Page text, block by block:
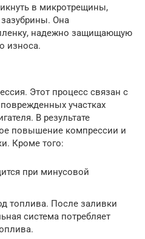
в микротрещины,
Она
надежно защищающую
износа.
Этот процесс связан с
участках
В результате
повышение компрессии и
Кроме того:
при минусовой
топлива. После заливки
система потребляет